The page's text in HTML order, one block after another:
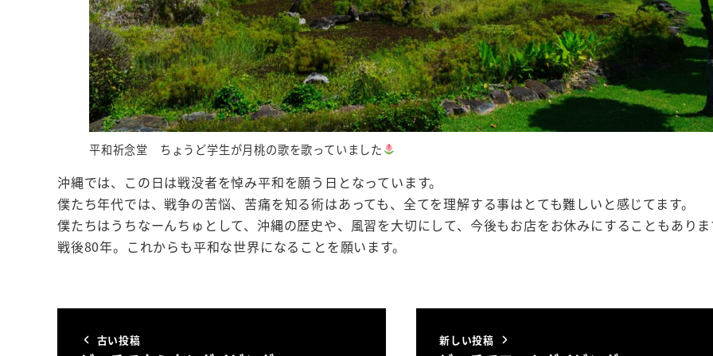
平和祈念堂 ちょうど学生が月桃の歌を歌っていました
沖縄では、この日は戦没者を悼み平和を願う日となっています。
僕たち年代では、戦争の苦悩、苦痛を知る術はあっても、全てを理解する事はとても難しいと感じてます。
僕たちはうちなーんちゅとして、沖縄の歴史や、風習を大切にして、今後もお店をお休みにすることもあり
戦後80年。これからも平和な世界になることを願います。
古い投稿 新しい投稿